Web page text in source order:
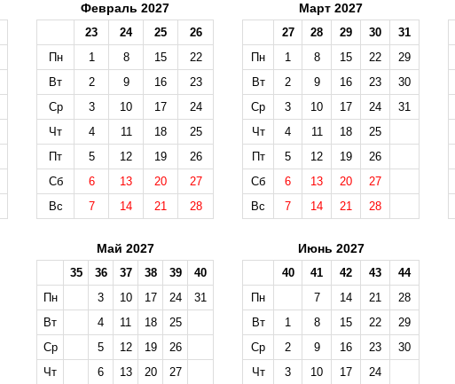
Февраль 2027
23 24 25
26
Пн
1 8 15
22
Вт
2 9 16
23
Ср
3 10 17
24
Чт
4 11 18
25
Пт
5 12 19
26
Сб
6 13 20
27
Вс
7 14 21 28
Март 2027
27 28 29 30
31
Пн
1 8 15 22
29
Вт
2 9 16 23
30
Ср
3 10 17 24
31
Чт
4 11 18
25
Пт
5 12 19
26
Сб
6 13 20
27
Вс
7 14 21 28
Май 2027
35 36 37 38 39
40
Пн
3 10 17 24
31
Вт
4 11 18
25
Ср
5 12 19
26
Чт
6 13 20 27
Июнь 2027
40 41 42 43
44
Пн
7 14 21
28
Вт
1 8 15 22
29
Ср
2 9 16 23
30
Чт
3 10 17 24